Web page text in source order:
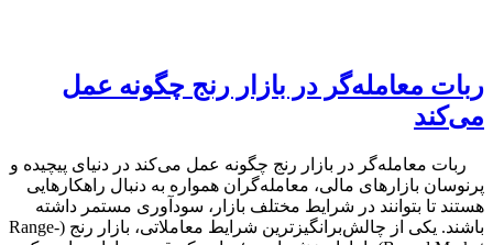
ربات معامله‌گر در بازار رنج چگونه عمل
می‌کند
ربات معامله‌گر در بازار رنج چگونه عمل می‌کند در دنیای پیچیده و
پرنوسان بازارهای مالی، معامله‌گران همواره به دنبال راهکارهایی
هستند تا بتوانند در شرایط مختلف بازار، سودآوری مستمر داشته
باشند. یکی از چالش‌برانگیزترین شرایط معاملاتی، بازار رنج (Range-